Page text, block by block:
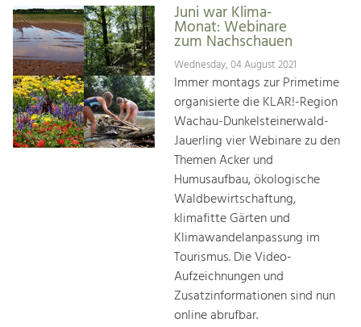
Juni war Klima-
Monat: Webinare
zum Nachschauen
Wednesday, 04 August 2021
Immer montags zur Primetime
organisierte die KLAR!-Region
Wachau-Dunkelsteinerwald-
Jauerling vier Webinare zu den
Themen Acker und
Humusaufbau, ökologische
Waldbewirtschaftung,
klimafitte Gärten und
Klimawandelanpassung im
Tourismus. Die Video-
Aufzeichnungen und
Zusatzinformationen sind nun
online abrufbar.